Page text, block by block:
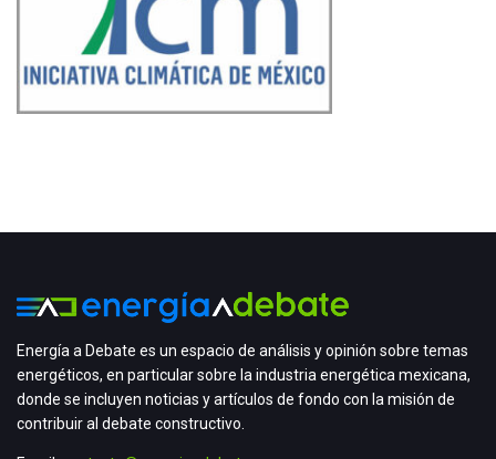
Energía a Debate es un espacio de análisis y opinión sobre temas
energéticos, en particular sobre la industria energética mexicana,
donde se incluyen noticias y artículos de fondo con la misión de
contribuir al debate constructivo.